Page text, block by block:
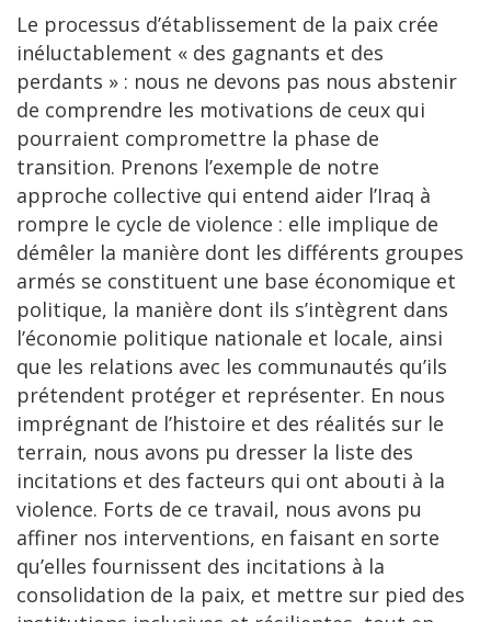
Le processus d’établissement de la paix crée
inéluctablement « des gagnants et des
perdants » : nous ne devons pas nous abstenir
de comprendre les motivations de ceux qui
pourraient compromettre la phase de
transition. Prenons l’exemple de notre
approche collective qui entend aider l’Iraq à
rompre le cycle de violence : elle implique de
démêler la manière dont les différents groupes
armés se constituent une base économique et
politique, la manière dont ils s’intègrent dans
l’économie politique nationale et locale, ainsi
que les relations avec les communautés qu’ils
prétendent protéger et représenter. En nous
imprégnant de l’histoire et des réalités sur le
terrain, nous avons pu dresser la liste des
incitations et des facteurs qui ont abouti à la
violence. Forts de ce travail, nous avons pu
affiner nos interventions, en faisant en sorte
qu’elles fournissent des incitations à la
consolidation de la paix, et mettre sur pied des